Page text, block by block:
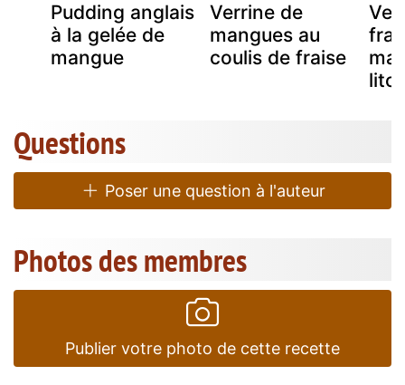
Pudding anglais
à la gelée de
mangue
Verrine de
mangues au
coulis de fraise
Questions
Poser une question à l'auteur
Photos des membres
Publier votre photo de cette recette